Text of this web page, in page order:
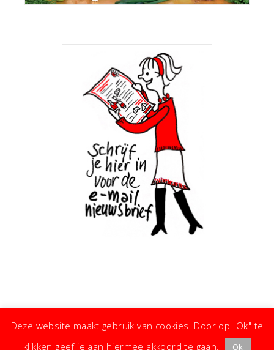
Deze website maakt gebruik van cookies. Door op "Ok" te
klikken geef je aan hiermee akkoord te gaan.
Ok